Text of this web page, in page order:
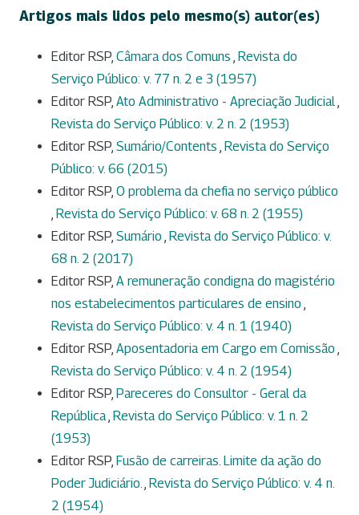
Artigos mais lidos pelo mesmo(s) autor(es)
Editor RSP, Câmara dos Comuns , Revista do
Serviço Público: v. 77 n. 2 e 3 (1957)
Editor RSP, Ato Administrativo - Apreciação Judicial,
Revista do Serviço Público: v. 2 n. 2 (1953)
Editor RSP, Sumário/Contents , Revista do Serviço
Público: v. 66 (2015)
Editor RSP, O problema da chefia no serviço público
, Revista do Serviço Público: v. 68 n. 2 (1955)
Editor RSP, Sumário , Revista do Serviço Público: v.
68 n. 2 (2017)
Editor RSP, A remuneração condigna do magistério
nos estabelecimentos particulares de ensino ,
Revista do Serviço Público: v. 4 n. 1 (1940)
Editor RSP, Aposentadoria em Cargo em Comissão ,
Revista do Serviço Público: v. 4 n. 2 (1954)
Editor RSP, Pareceres do Consultor - Geral da
República, Revista do Serviço Público: v. 1 n. 2
(1953)
Editor RSP, Fusão de carreiras. Limite da ação do
Poder Judiciário., Revista do Serviço Público: v. 4 n.
2 (1954)